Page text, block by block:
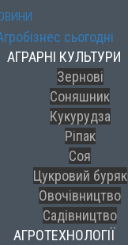
АГРАРНІ КУЛЬТУРИ
Зернові
Соняшник
Кукурудза
Ріпак
Соя
Цукровий буряк
Овочівництво
Садівництво
АГРОТЕХНОЛОГІЇ